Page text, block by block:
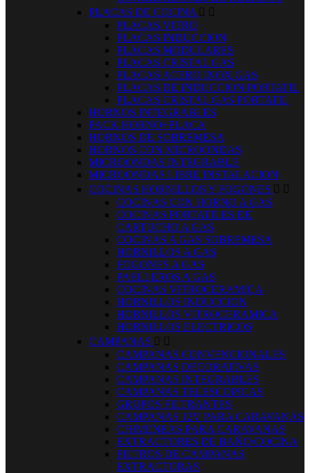
PLACAS DE COCINA  
PLACAS VITRO
PLACAS INDUCCION
PLACAS MODULARES
PLACAS CRISTAL GAS
PLACAS ACERO INOX GAS
PLACAS DE INDUCCION PORTATIL
PLACAS CRISTAL GAS PORTATIL
HORNOS INTEGRABLES
PACK HORNO+PLACA
HORNOS DE SOBREMESA
HORNOS CON MICROONDAS
MICROONDAS INTEGRABLE
MICROONDAS LIBRE INSTALACION
COCINAS HORNILLOS Y FOGONES  
COCINAS CON HORNO A GAS
COCINAS PORTATILES DE
CARTUCHO A GAS
COCINAS A GAS SOBREMESA
HORNILLOS A GAS
FOGONES A GAS
PAELLEROS A GAS
COCINAS VITROCERAMICA
HORNILLOS INDUCCION
HORNILLOS VITROCERAMICA
HORNILLOS ELECTRICOS
CAMPANAS  
CAMPANAS CONVENCIONALES
CAMPANAS DECORATIVAS
CAMPANAS INTEGRABLES
CAMPANAS TELESCOPICAS
GRUPOS FILTRANTES
CAMPANAS 12V PARA CARAVANAS
CHIMENEAS PARA CARAVANAS
EXTRACTORES DE BAÑO/COCINA
FILTROS DE CAMPANAS
EXTRACTORAS